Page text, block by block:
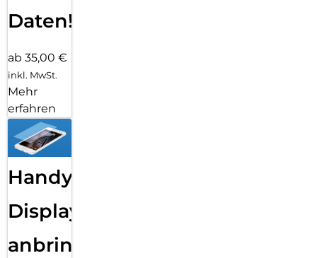
Daten!
ab 35,00 €
inkl. MwSt.
Mehr
erfahren
Handy
Displayfolie
anbringen